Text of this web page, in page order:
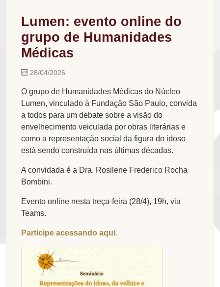
Lumen: evento online do
grupo de Humanidades
Médicas
28/04/2026
O grupo de Humanidades Médicas do Núcleo
Lumen, vinculado à Fundação São Paulo, convida
a todos para um debate sobre a visão do
envelhecimento veiculada por obras literárias e
como a representação social da figura do idoso
está sendo construída nas últimas décadas.
A convidada é a Dra. Rosilene Frederico Rocha
Bombini.
Evento online nesta treça-feira (28/4), 19h, via
Teams.
Participe acessando aqui.